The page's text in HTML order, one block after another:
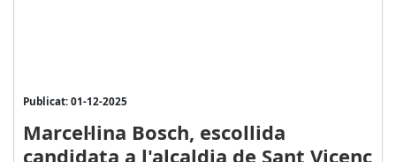
Publicat: 01-12-2025
Marcel·lina Bosch, escollida
candidata a l'alcaldia de Sant Vicenç